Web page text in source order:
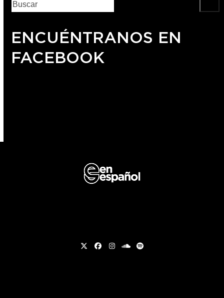
ENCUÉNTRANOS EN
FACEBOOK
TwitterFacebook
Instagram
soundcloud
Spotify